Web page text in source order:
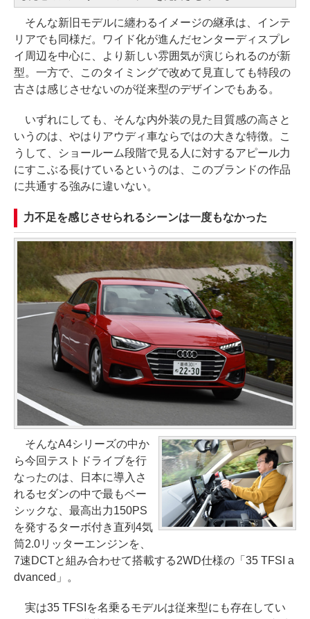
そんな新旧モデルに纏わるイメージの継承は、インテ
リアでも同様だ。ワイド化が進んだセンターディスプレ
イ周辺を中心に、より新しい雰囲気が演じられるのが新
型。一方で、このタイミングで改めて見直しても特段の
古さは感じさせないのが従来型のデザインでもある。
いずれにしても、そんな内外装の見た目質感の高さと
いうのは、やはりアウディ車ならではの大きな特徴。こ
うして、ショールーム段階で見る人に対するアピール力
にすこぶる長けているというのは、このブランドの作品
に共通する強みに違いない。
力不足を感じさせられるシーンは一度もなかった
そんなA4シリーズの中か
ら今回テストドライブを行
なったのは、日本に導入さ
れるセダンの中で最もベー
シックな、最高出力150PS
を発するターボ付き直列4気
筒2.0リッターエンジンを、
7速DCTと組み合わせて搭載する2WD仕様の「35 TFSI a
dvanced」。
実は35 TFSIを名乗るモデルは従来型にも存在してい